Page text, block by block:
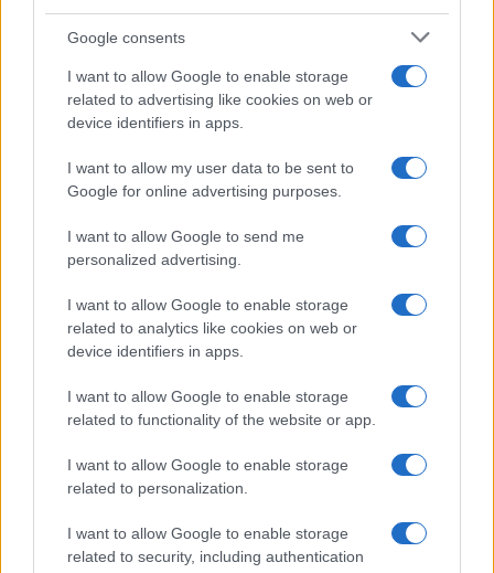
Google consents
I want to allow Google to enable storage
related to advertising like cookies on web or
device identifiers in apps.
I want to allow my user data to be sent to
Google for online advertising purposes.
I want to allow Google to send me
personalized advertising.
I want to allow Google to enable storage
related to analytics like cookies on web or
device identifiers in apps.
I want to allow Google to enable storage
related to functionality of the website or app.
I want to allow Google to enable storage
related to personalization.
I want to allow Google to enable storage
related to security, including authentication
I nostri cari
I nostri cari
Giovannimaria Cabras
Invia un Comunicato Stampa | Pubblicità Segnala